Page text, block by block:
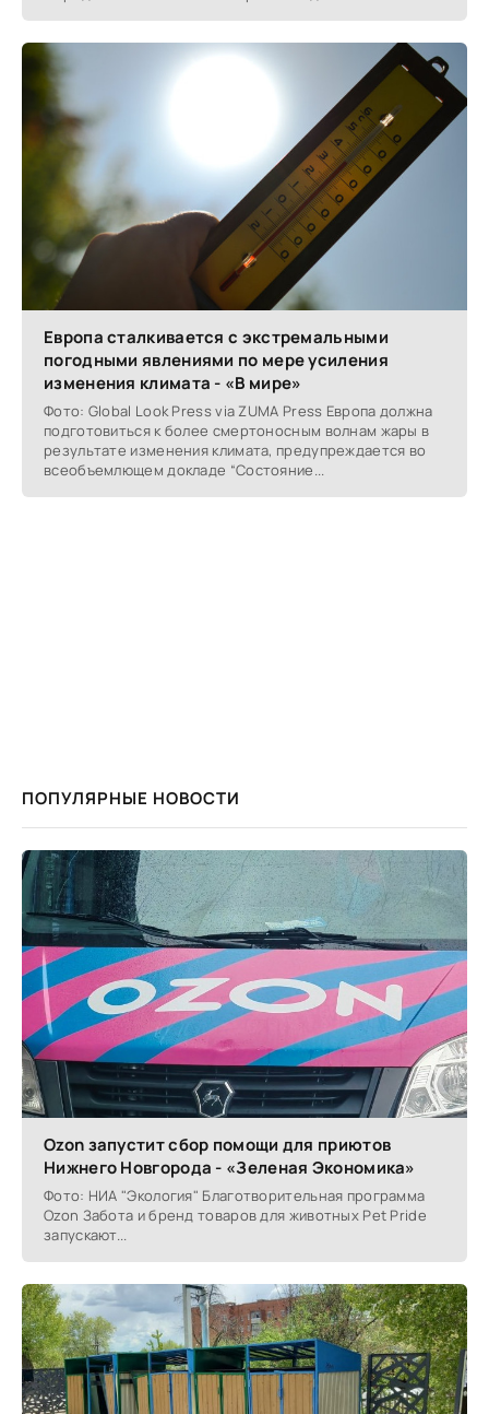
Европа сталкивается с экстремальными
погодными явлениями по мере усиления
изменения климата - «В мире»
Фото: Global Look Press via ZUMA Press Европа должна
подготовиться к более смертоносным волнам жары в
результате изменения климата, предупреждается во
всеобъемлющем докладе “Состояние...
ПОПУЛЯРНЫЕ НОВОСТИ
Ozon запустит сбор помощи для приютов
Нижнего Новгорода - «Зеленая Экономика»
Фото: НИА "Экология" Благотворительная программа
Ozon Забота и бренд товаров для животных Pet Pride
запускают...